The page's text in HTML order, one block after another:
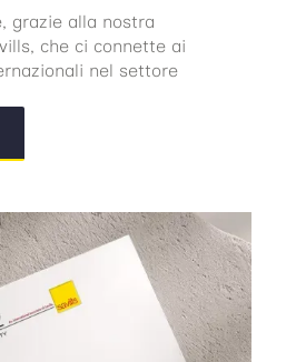
grazie alla nostra
che ci connette ai
nel settore